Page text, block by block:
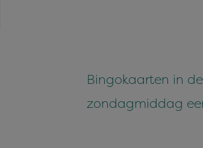
Bingokaarten in
zondagmiddag